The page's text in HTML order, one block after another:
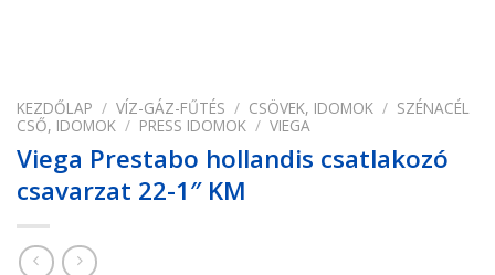
KEZDŐLAP / VÍZ-GÁZ-FŰTÉS / CSÖVEK, IDOMOK / SZÉNACÉL
CSŐ, IDOMOK / PRESS IDOMOK / VIEGA
Viega Prestabo hollandis csatlakozó
csavarzat 22-1″ KM